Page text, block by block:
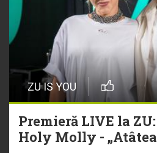
ZU IS YOU
Premieră LIVE la
Holy Molly -